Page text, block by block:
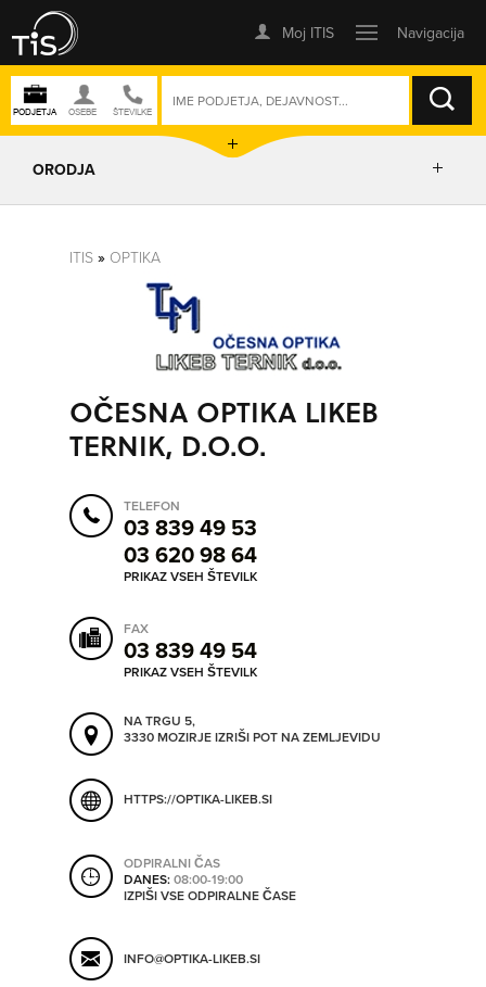
ISKANJE
SO TRENUTNO ODPRTA
SO NON-STOP ODPRTA
ORODJA
ORODJA
SHRANI V MOJ ITIS
ITIS » OPTIKA
OČESNA OPTIKA LIKEB
TERNIK, D.O.O.
TELEFON
03 839 49 53
03 620 98 64
PRIKAZ VSEH ŠTEVILK
FAX
03 839 49 54
PRIKAZ VSEH ŠTEVILK
NA TRGU 5,
3330 MOZIRJEIZRIŠI POT NA ZEMLJEVIDU
HTTPS://OPTIKA-LIKEB.SI
ODPIRALNI ČAS
DANES:08:00-19:00
IZPIŠI VSE ODPIRALNE ČASE
INFO@OPTIKA-LIKEB.SI